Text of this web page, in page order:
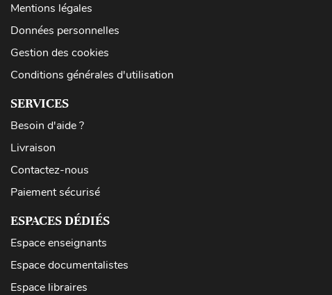
Mentions légales
Données personnelles
Gestion des cookies
Conditions générales d'utilisation
SERVICES
Besoin d'aide ?
Livraison
Contactez-nous
Paiement sécurisé
ESPACES DÉDIÉS
Espace enseignants
Espace documentalistes
Espace libraires